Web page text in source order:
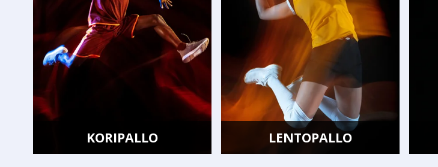
KORIPALLO LENTOPALLO